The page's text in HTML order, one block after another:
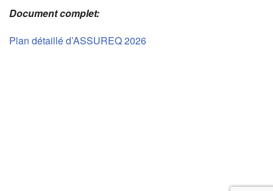
Document complet:
Plan détaillé d’ASSUREQ 2026